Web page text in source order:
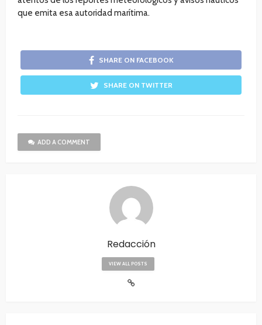
que emita esa autoridad marítima.
SHARE ON FACEBOOK
SHARE ON TWITTER
ADD A COMMENT
Redacción
VIEW ALL POSTS